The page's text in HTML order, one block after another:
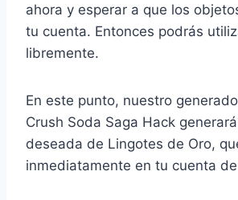
ahora y esperar a que los
tu cuenta. Entonces podrás
libremente.
En este punto, nuestro
Crush Soda Saga Hack
deseada de Lingotes de Oro,
inmediatamente en tu cuenta